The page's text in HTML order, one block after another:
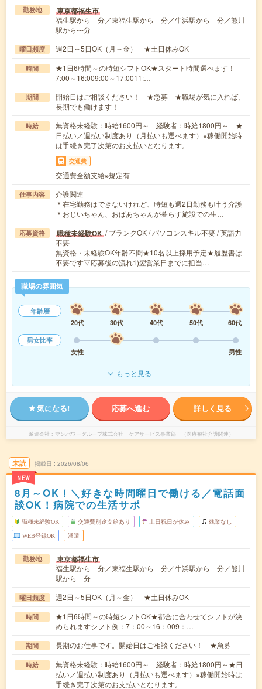
勤務地 東京都福生市
福生駅から---分／東福生駅から---分／牛浜駅から---分／熊川
駅から---分
曜日頻度 週2日～5日OK（月～金） ★土日休みOK
時間
★1日6時間～の時短シフトOK★スタート時間選べます！
7:00～16:009:00～17:0011:…
期間
開始日はご相談ください！ ★急募 ★職場が気に入れば、
長期でも働けます！
時給
無資格未経験：時給1600円～ 経験者：時給1800円～ ★
日払い／週払い制度あり（月払いも選べます）※稼働開始時
は手続き完了次第のお支払いとなります。
交通費
交通費全額支給※規定有
仕事内容
介護関連
＊在宅勤務はできないけれど、時短も週2日勤務も叶う介護
＊おじいちゃん、おばあちゃんが暮らす施設での生…
応募資格 職種未経験OK / ブランクOK / パソコンスキル不要 / 英語力
不要
無資格・未経験OK年齢不問★10名以上採用予定★履歴書は
不要です▽応募後の流れ1)翌営業日までに担当…
職場の雰囲気
年齢層
20代
30代 40代 50代
60代
男女比率
女性
男性
もっと見る
気になる! 応募へ進む 詳しく見る
派遣会社 マンパワーグループ株式会社 ケアサービス事業部 （医療福祉介護関連）
未読
NEW
掲載日 2026/08/06
8月～OK！＼好きな時間曜日で働ける／電話面
談OK！病院での生活サポ
職種未経験OK 交通費別途支給あり 土日祝日が休み 残業なし
WEB登録OK 派遣
勤務地 東京都福生市
福生駅から---分／東福生駅から---分／牛浜駅から---分／熊川
駅から---分
曜日頻度 週2日～5日OK（月～金） ★土日休みOK
時間
★1日6時間～の時短シフトOK★都合に合わせてシフトが決
められますシフト例：7：00～16：009：…
期間 長期のお仕事です。開始日はご相談ください！ ★急募
時給
無資格未経験：時給1600円～ 経験者：時給1800円～★日
払い／週払い制度あり（月払いも選べます）※稼働開始時は
手続き完了次第のお支払いとなります。